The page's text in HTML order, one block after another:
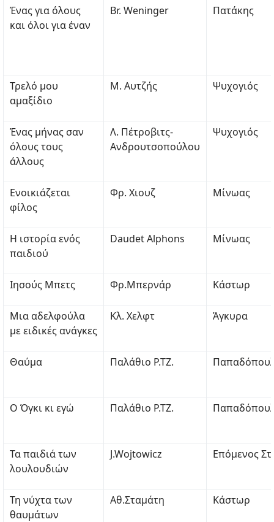
Ένας για όλους
και όλοι για έναν
Br. Weninger Πατάκης
Τρελό μου
αμαξίδιο
Μ. Αυτζής Ψυχογιός
Ένας μήνας σαν
όλους τους
άλλους
Λ. Πέτροβιτς-
Ανδρουτσοπούλου
Ψυχογιός
Ενοικιάζεται
φίλος
Φρ. Χιουζ Μίνωας
Η ιστορία ενός
παιδιού
Daudet Alphons Μίνωας
Ιησούς Μπετς Φρ.Μπερνάρ Κάστωρ
Μια αδελφούλα
με ειδικές ανάγκες
Κλ. Χελφτ Άγκυρα
Θαύμα Παλάθιο Ρ.ΤΖ.
Ο Όγκι κι εγώ Παλάθιο Ρ.ΤΖ.
Τα παιδιά των
λουλουδιών
J.Wojtowicz Επόμενος
Τη νύχτα των
θαυμάτων
Αθ.Σταμάτη Κάστωρ